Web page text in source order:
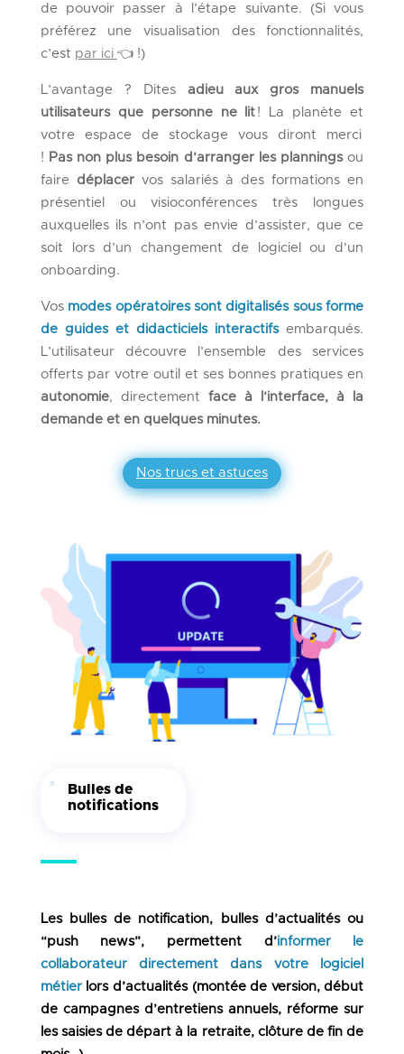
de pouvoir passer à l’étape suivante. (Si vous
préférez une visualisation des fonctionnalités,
c’est par ici 👈 !)
L’avantage ? Dites adieu aux gros manuels
utilisateurs que personne ne lit ! La planète et
votre espace de stockage vous diront merci
! Pas non plus besoin d’arranger les planningsou
faire déplacervos salariés à des formations en
présentiel ou visioconférences très longues
auxquelles ils n’ont pas envie d’assister, que ce
soit lors d’un changement de logiciel ou d’un
onboarding.
Vos modes opératoires sont digitalisés sous forme
de guides et didacticiels interactifsembarqués.
L’utilisateur découvre l’ensemble des services
offerts par votre outil et ses bonnes pratiques en
autonomie, directement face à l’interface, à la
demande et en quelques minutes.
Nos trucs et astuces
Bulles de
notifications
Les bulles de notification, bulles d’actualités ou
“push news”, permettent d’informer le
collaborateur directement dans votre logiciel
métier lors d’actualités (montée de version, début
de campagnes d’entretiens annuels, réforme sur
les saisies de départ à la retraite, clôture de fin de